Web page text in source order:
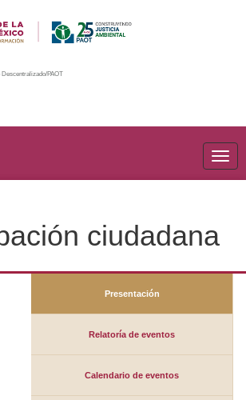
PAOT
ciudadana
Presentación
Relatoría de eventos
Calendario de eventos